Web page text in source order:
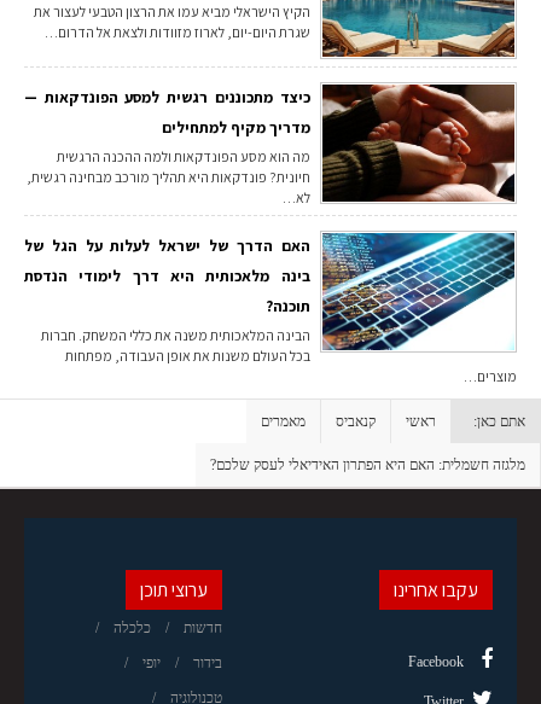
הקיץ הישראלי מביא עמו את הרצון הטבעי לעצור את
שגרת היום-יום, לארוז מזוודות ולצאת אל הדרום…
כיצד מתכוננים רגשית למסע הפונדקאות —
מדריך מקיף למתחילים
מה הוא מסע הפונדקאות ולמה ההכנה הרגשית
חיונית? פונדקאות היא תהליך מורכב מבחינה רגשית,
לא…
האם הדרך של ישראל לעלות על הגל של
בינה מלאכותית היא דרך לימודי הנדסת
תוכנה?
הבינה המלאכותית משנה את כללי המשחק. חברות
בכל העולם משנות את אופן העבודה, מפתחות
מוצרים…
אתם כאן: ראשי קנאביס מאמרים
מלגזה חשמלית: האם היא הפתרון האידיאלי לעסק שלכם?
ערוצי תוכן
חדשות כלכלה
בידור יופי
טכנולוגיה
עקבו אחרינו
Facebook